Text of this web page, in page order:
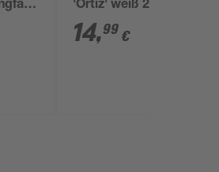
'Ortiz' weiß 2 W
14,99 €